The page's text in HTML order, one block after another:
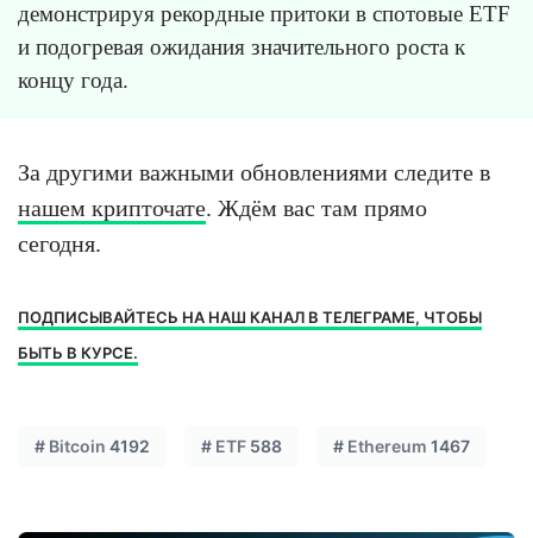
демонстрируя рекордные притоки в спотовые ETF
и подогревая ожидания значительного роста к
концу года.
За другими важными обновлениями следите в
нашем крипточате. Ждём вас там прямо
сегодня.
ПОДПИСЫВАЙТЕСЬ НА НАШ КАНАЛ В ТЕЛЕГРАМЕ, ЧТОБЫ
БЫТЬ В КУРСЕ.
# Bitcoin 4192 # ETF 588 # Ethereum 1467